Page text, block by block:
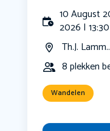
10 August
2026 | 13:30
Th.J.
8 plekken
Wandelen